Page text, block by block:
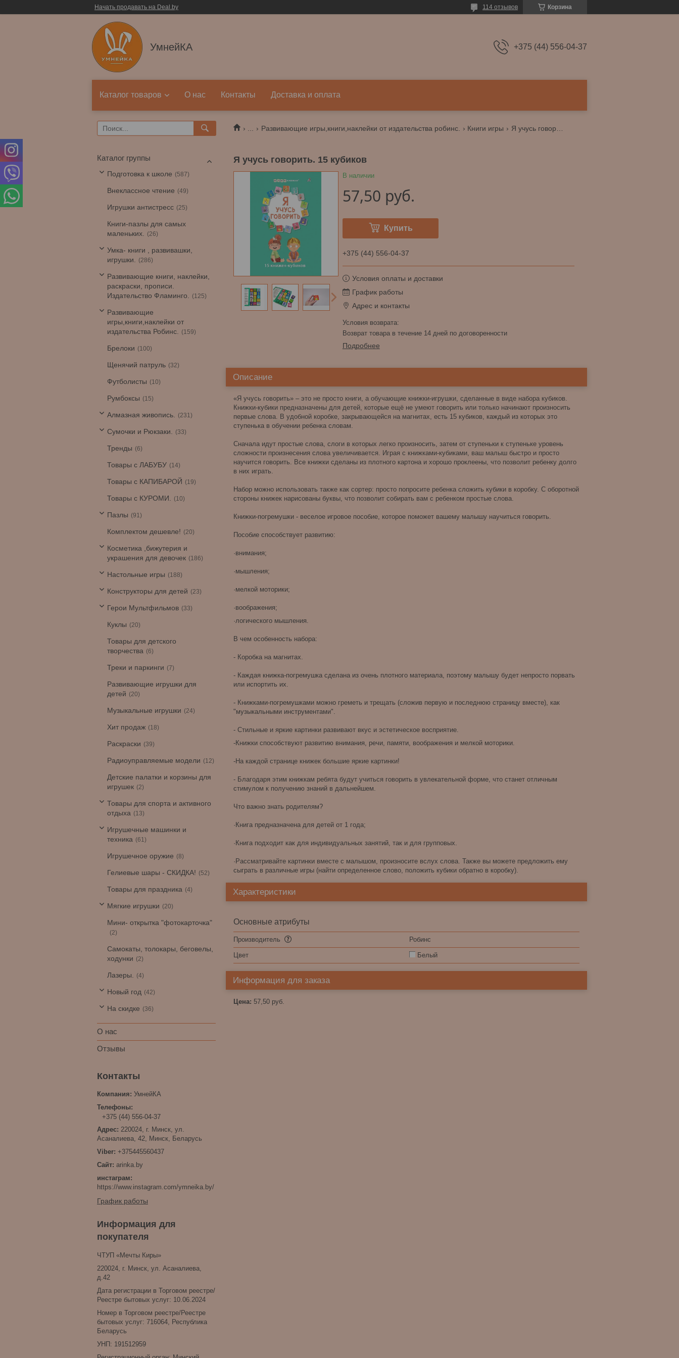
Начать продавать на Deal.by Корзина
114 отзывов
УмнейКА +375 (44) 556-04-37
Каталог товаров О нас Контакты Доставка и оплата
Развивающие игры,книги,наклейки от издательства робинс. Книги игры
Я учусь говорить. 15 кубиков
В наличии
57,50 руб.
Купить
+375 (44) 556-04-37
Условия оплаты и доставки
График работы
Адрес и контакты
возврат товара в течение 14 дней по договоренности
Подробнее
Описание
«Я учусь говорить» – это не просто книги, а обучающие книжки-игрушки, сделанные в виде набора кубиков.
Книжки-кубики предназначены для детей, которые ещё не умеют говорить или только начинают произносить
первые слова. В удобной коробке, закрывающейся на магнитах, есть 15 кубиков, каждый из которых это
ступенька в обучении ребенка словам.
Сначала идут простые слова, слоги в которых легко произносить, затем от ступеньки к ступеньке уровень
сложности произнесения слова увеличивается. Играя с книжками-кубиками, ваш малыш быстро и просто
научится говорить. Все книжки сделаны из плотного картона и хорошо проклеены, что позволит ребенку долго
в них играть.
Набор можно использовать также как сортер: просто попросите ребенка сложить кубики в коробку. С оборотной
стороны книжек нарисованы буквы, что позволит собирать вам с ребенком простые слова.
Книжки-погремушки - веселое игровое пособие, которое поможет вашему малышу научиться говорить.
Пособие способствует развитию:
·внимания;
·мышления;
·мелкой моторики;
·воображения;
·логического мышления.
В чем особенность набора:
- Коробка на магнитах.
- Каждая книжка-погремушка сделана из очень плотного материала, поэтому малышу будет непросто порвать
или испортить их.
- Книжками-погремушками можно греметь и трещать (сложив первую и последнюю страницу вместе), как
"музыкальными инструментами".
- Стильные и яркие картинки развивают вкус и эстетическое восприятие.
-Книжки способствуют развитию внимания, речи, памяти, воображения и мелкой моторики.
-На каждой странице книжек большие яркие картинки!
- Благодаря этим книжкам ребята будут учиться говорить в увлекательной форме, что станет отличным
стимулом к получению знаний в дальнейшем.
Что важно знать родителям?
·Книга предназначена для детей от 1 года;
·Книга подходит как для индивидуальных занятий, так и для групповых.
·Рассматривайте картинки вместе с малышом, произносите вслух слова. Также вы можете предложить ему
сыграть в различные игры (найти определенное слово, положить кубики обратно в коробку).
Характеристики
Основные атрибуты
Производитель Робинс
Цвет Белый
Информация для заказа
Цена: 57,50 руб.
Каталог группы
Подготовка к школе 587
Внеклассное чтение 49
Игрушки антистресс 25
Книги-пазлы для самых
маленьких.
26
Умка- книги , развивашки,
игрушки.
286
Развивающие книги, наклейки,
раскраски, прописи.
Издательство Фламинго.
125
Развивающие
игры,книги,наклейки от
издательства Робинс.
159
Брелоки 100
Щенячий патруль 32
Футболисты 10
Румбоксы 15
Алмазная живопись. 231
Сумочки и Рюкзаки. 33
Тренды 6
Товары с ЛАБУБУ 14
Товары с КАПИБАРОЙ 19
Товары с КУРОМИ. 10
Пазлы 91
Комплектом дешевле! 20
Косметика ,бижутерия и
украшения для девочек
186
Настольные игры 188
Конструкторы для детей 23
Герои Мультфильмов 33
Куклы 20
Товары для детского
творчества
6
Треки и паркинги 7
Развивающие игрушки для
детей
20
Музыкальные игрушки 24
Хит продаж 18
Раскраски 39
Радиоуправляемые модели 12
Детские палатки и корзины для
игрушек
2
Товары для спорта и активного
отдыха
13
Игрушечные машинки и
техника
61
Игрушечное оружие 8
Гелиевые шары - СКИДКА! 52
Товары для праздника 4
Мягкие игрушки 20
Мини- открытка "фотокарточка"
2
Самокаты, толокары, беговелы,
ходунки
2
Лазеры. 4
Новый год 42
На скидке 36
О нас
Отзывы
УмнейКА
+375 (44) 556-04-37
220024, г. Минск, ул.
Асаналиева, 42, Минск, Беларусь
+375445560437
arinka.by
инстаграм
https://www.instagram.com/ymneika.by/
График работы
Информация для
покупателя
ЧТУП «Мечты Киры»
220024, г. Минск, ул. Асаналиева,
д.42
Дата регистрации в Торговом реестре/
Реестре бытовых услуг: 10.06.2024
Номер в Торговом реестре/Реестре
бытовых услуг: 716064, Республика
Беларусь
УНП: 191512959